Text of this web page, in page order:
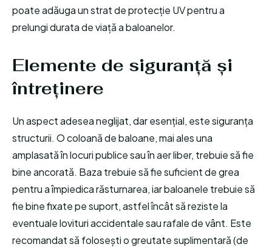
poate adăuga un strat de protecție UV pentru a
prelungi durata de viață a baloanelor.
Elemente de siguranță și
întreținere
Un aspect adesea neglijat, dar esențial, este siguranța
structurii. O coloană de baloane, mai ales una
amplasată în locuri publice sau în aer liber, trebuie să fie
bine ancorată. Baza trebuie să fie suficient de grea
pentru a împiedica răsturnarea, iar baloanele trebuie să
fie bine fixate pe suport, astfel încât să reziste la
eventuale lovituri accidentale sau rafale de vânt. Este
recomandat să folosești o greutate suplimentară (de